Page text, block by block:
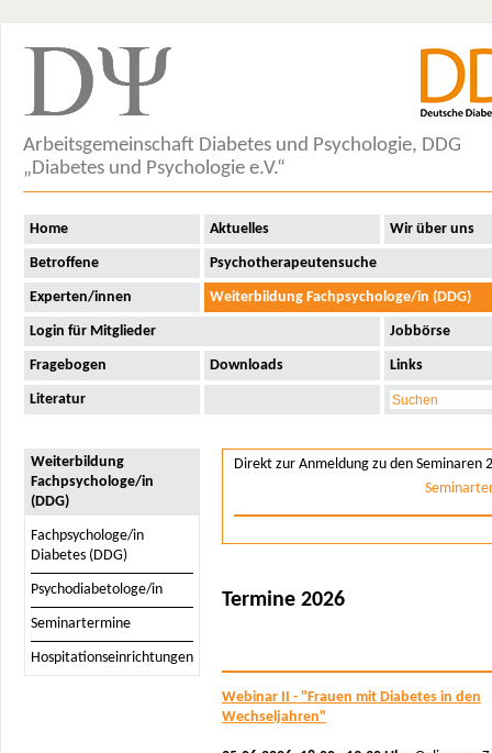
Arbeitsgemeinschaft Diabetes und Psychologie, DDG
„Diabetes und Psychologie e.V.“
Home Aktuelles Wir über uns
Betroffene Psychotherapeutensuche
Experten/innen Weiterbildung Fachpsychologe/in (DDG)
Login für Mitglieder Jobbörse
Fragebogen Downloads Links
Literatur
Weiterbildung
Fachpsychologe/in
(DDG)
Fachpsychologe/in
Diabetes (DDG)
Psychodiabetologe/in
Seminartermine
Hospitationseinrichtungen
Direkt zur Anmeldung zu den Seminaren
Termine 2026
Webinar II - "Frauen mit Diabetes in den
Wechseljahren"